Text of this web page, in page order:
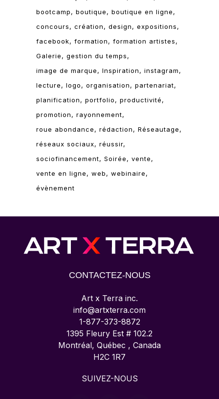
bootcamp
boutique
boutique en ligne
concours
création design
expositions
facebook
formation
formation artistes
Galerie
gestion du temps
image de marque
Inspiration
instagram
lecture
logo organisation
partenariat
planification
portfolio
productivité
promotion
rayonnement
roue abondance
rédaction
Réseautage
réseaux sociaux
réussir
sociofinancement
Soirée
vente
vente en ligne
web
webinaire
évènement
CONTACTEZ-NOUS
Art x Terra inc.
info@artxterra.com
1-877-373-8872
1395 Fleury Est # 102.2
Montréal, Québec , Canada
H2C 1R7
SUIVEZ-NOUS